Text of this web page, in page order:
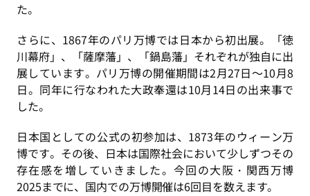
た。
さらに、1867年のパリ万博では日本から初出展。「徳
川幕府」、「薩摩藩」、「鍋島藩」それぞれが独自に出
展しています。パリ万博の開催期間は2月27日～10月8
日。同年に行なわれた大政奉還は10月14日の出来事で
した。
日本国としての公式の初参加は、1873年のウィーン万
博です。その後、日本は国際社会において少しずつその
存在感を増していきました。今回の大阪・関西万博
2025までに、国内での万博開催は6回目を数えます。